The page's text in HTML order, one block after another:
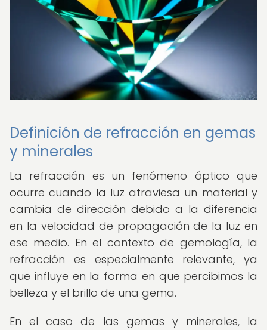
Definición de refracción en gemas
y minerales
La refracción es un fenómeno óptico que
ocurre cuando la luz atraviesa un material y
cambia de dirección debido a la diferencia
en la velocidad de propagación de la luz en
ese medio. En el contexto de gemología, la
refracción es especialmente relevante, ya
que influye en la forma en que percibimos la
belleza y el brillo de una gema.
En el caso de las gemas y minerales, la